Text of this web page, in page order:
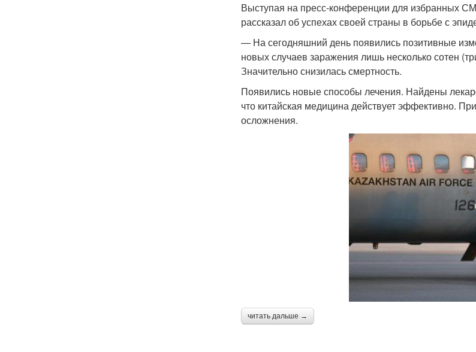
Выступая на пресс-конференции для избранных
рассказал об успехах своей страны в борьбе с
— На сегодняшний день появились позитивные
новых случаев заражения лишь несколько сотен
Значительно снизилась смертность.
Появились новые способы лечения. Найдены
что китайская медицина действует эффективно.
осложнения.
читать дальше →